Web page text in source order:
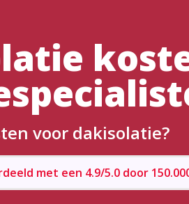
voor dakisolatie?
met een 4.9/5.0 door